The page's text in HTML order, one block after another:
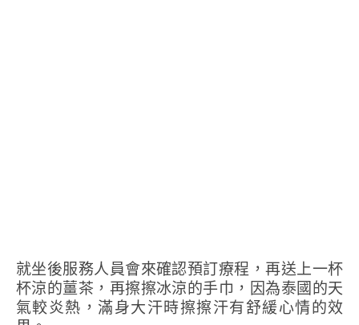
就坐後服務人員會來確認預訂療程，再送上一杯
杯涼的薑茶，再擦擦冰涼的手巾，因為泰國的天
氣較炎熱，滿身大汗時擦擦汗有舒緩心情的效